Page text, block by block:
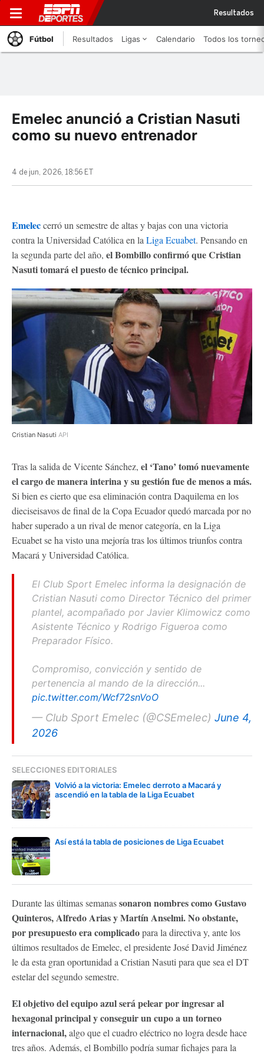
Resultados
Fútbol Resultados Ligas Calendario Todos los
Emelec anunció a Cristian Nasuti
como su nuevo entrenador
4 de jun, 2026, 18:56 ET
Emeleccerró un semestre de altas y bajas con una victoria
contra la Universidad Católica en la Liga Ecuabet. Pensando en
la segunda parte del año, el Bombillo confirmó que Cristian
Nasuti tomará el puesto de técnico principal.
Cristian Nasuti API
Tras la salida de Vicente Sánchez, el ‘Tano’ tomó nuevamente
el cargo de manera interina y su gestión fue de menos a más.
Si bien es cierto que esa eliminación contra Daquilema en los
dieciseisavos de final de la Copa Ecuador quedó marcada por no
haber superado a un rival de menor categoría, en la Liga
Ecuabet se ha visto una mejoría tras los últimos triunfos contra
Macará y Universidad Católica.
El Club Sport Emelec informa la designación de
Cristian Nasuti como Director Técnico del primer
plantel, acompañado por Javier Klimowicz como
Asistente Técnico y Rodrigo Figueroa como
Preparador Físico.
Compromiso, convicción y sentido de
pertenencia al mando de la dirección...
pic.twitter.com/Wcf72snVoO
— Club Sport Emelec (@CSEmelec) June 4,
2026
SELECCIONES EDITORIALES
Volvió a la victoria: Emelec derroto a Macará y
ascendió en la tabla de la Liga Ecuabet
Así está la tabla de posiciones de Liga Ecuabet
Durante las últimas semanassonaron nombres como Gustavo
Quinteros, Alfredo Arias y Martín Anselmi. No obstante,
por presupuesto era complicadopara la directiva y, ante los
últimos resultados de Emelec, el presidente José David Jiménez
le da esta gran oportunidad a Cristian Nasuti para que sea el DT
estelar del segundo semestre.
El objetivo del equipo azul será pelear por ingresar al
hexagonal principal y conseguir un cupo a un torneo
internacional,algo que el cuadro eléctrico no logra desde hace
tres años. Además, el Bombillo podría sumar fichajes para la